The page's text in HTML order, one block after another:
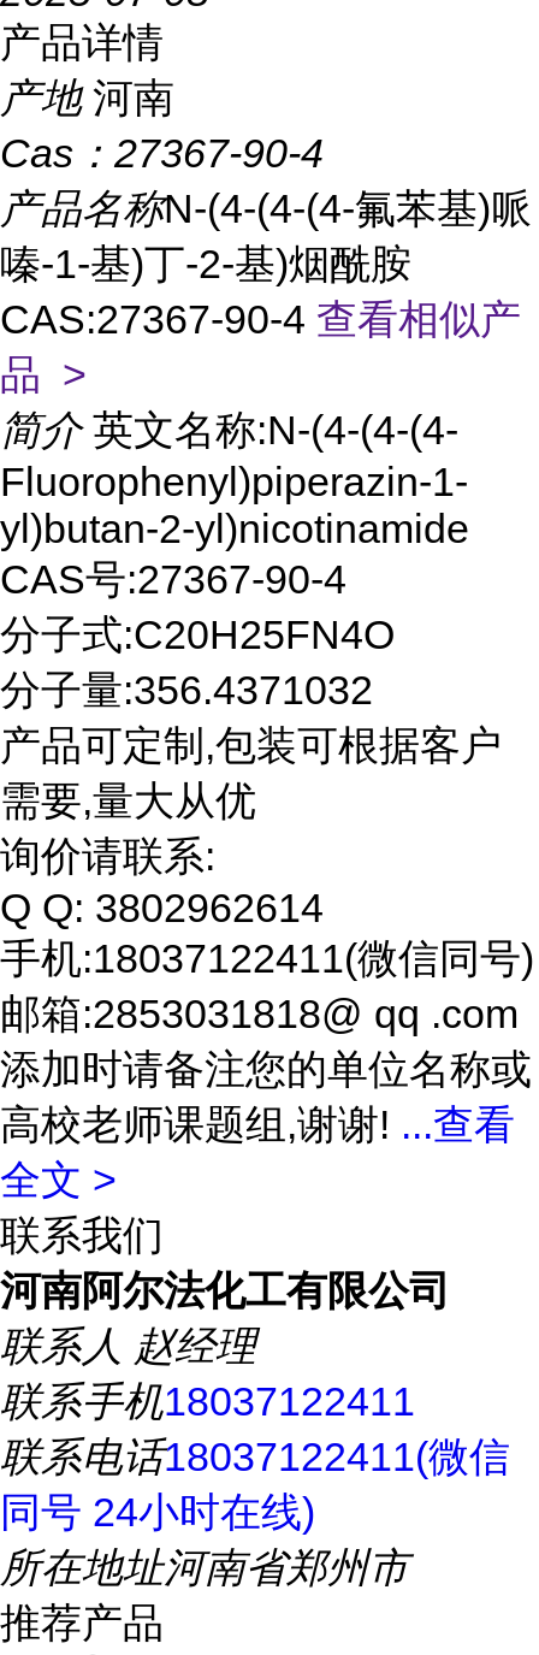
产品详情
产地 河南
Cas： 27367-90-4
产品名称N-(4-(4-(4-氟苯基)哌
嗪-1-基)丁-2-基)烟酰胺
CAS:27367-90-4 查看相似产
品 >
简介 英文名称:N-(4-(4-(4-
Fluorophenyl)piperazin-1-
yl)butan-2-yl)nicotinamide
CAS号:27367-90-4
分子式:C20H25FN4O
分子量:356.4371032
产品可定制,包装可根据客户
需要,量大从优
询价请联系:
Q Q: 3802962614
手机:18037122411(微信同号)
邮箱:2853031818@ qq .com
添加时请备注您的单位名称或
高校老师课题组,谢谢! ...查看
全文 >
联系我们
河南阿尔法化工有限公司
联系人 赵经理
联系手机18037122411
联系电话18037122411(微信
同号 24小时在线)
所在地址河南省郑州市
推荐产品